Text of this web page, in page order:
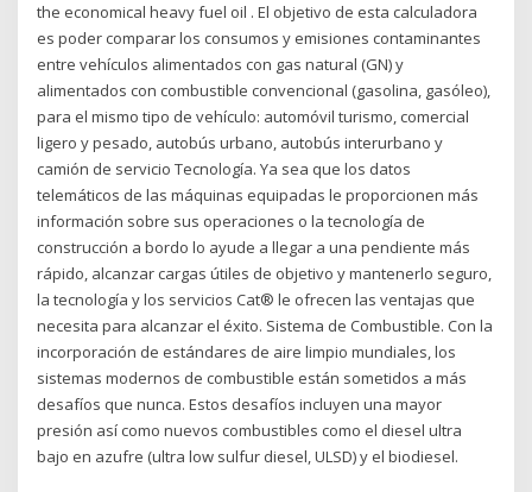
the economical heavy fuel oil . El objetivo de esta calculadora
es poder comparar los consumos y emisiones contaminantes
entre vehículos alimentados con gas natural (GN) y
alimentados con combustible convencional (gasolina, gasóleo),
para el mismo tipo de vehículo: automóvil turismo, comercial
ligero y pesado, autobús urbano, autobús interurbano y
camión de servicio Tecnología. Ya sea que los datos
telemáticos de las máquinas equipadas le proporcionen más
información sobre sus operaciones o la tecnología de
construcción a bordo lo ayude a llegar a una pendiente más
rápido, alcanzar cargas útiles de objetivo y mantenerlo seguro,
la tecnología y los servicios Cat® le ofrecen las ventajas que
necesita para alcanzar el éxito. Sistema de Combustible. Con la
incorporación de estándares de aire limpio mundiales, los
sistemas modernos de combustible están sometidos a más
desafíos que nunca. Estos desafíos incluyen una mayor
presión así como nuevos combustibles como el diesel ultra
bajo en azufre (ultra low sulfur diesel, ULSD) y el biodiesel.